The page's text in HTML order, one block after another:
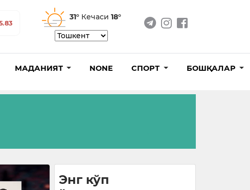
31° Кечаси 18°
МАДАНИЯТ NONE СПОРТ БОШҚАЛАР
Энг кўп